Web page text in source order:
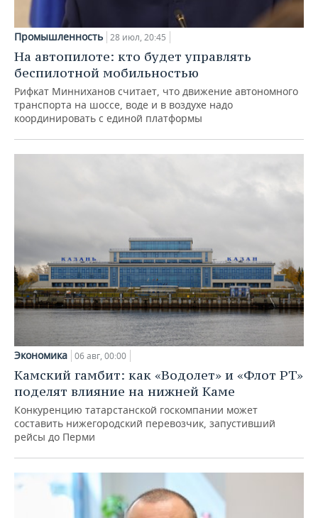
Промышленность 28 июл, 20:45
На автопилоте: кто будет управлять
беспилотной мобильностью
Рифкат Минниханов считает, что движение автономного
транспорта на шоссе, воде и в воздухе надо
координировать с единой платформы
Экономика 06 авг, 00:00
Камский гамбит: как «Водолет» и «Флот РТ»
поделят влияние на нижней Каме
Конкуренцию татарстанской госкомпании может
составить нижегородский перевозчик, запустивший
рейсы до Перми